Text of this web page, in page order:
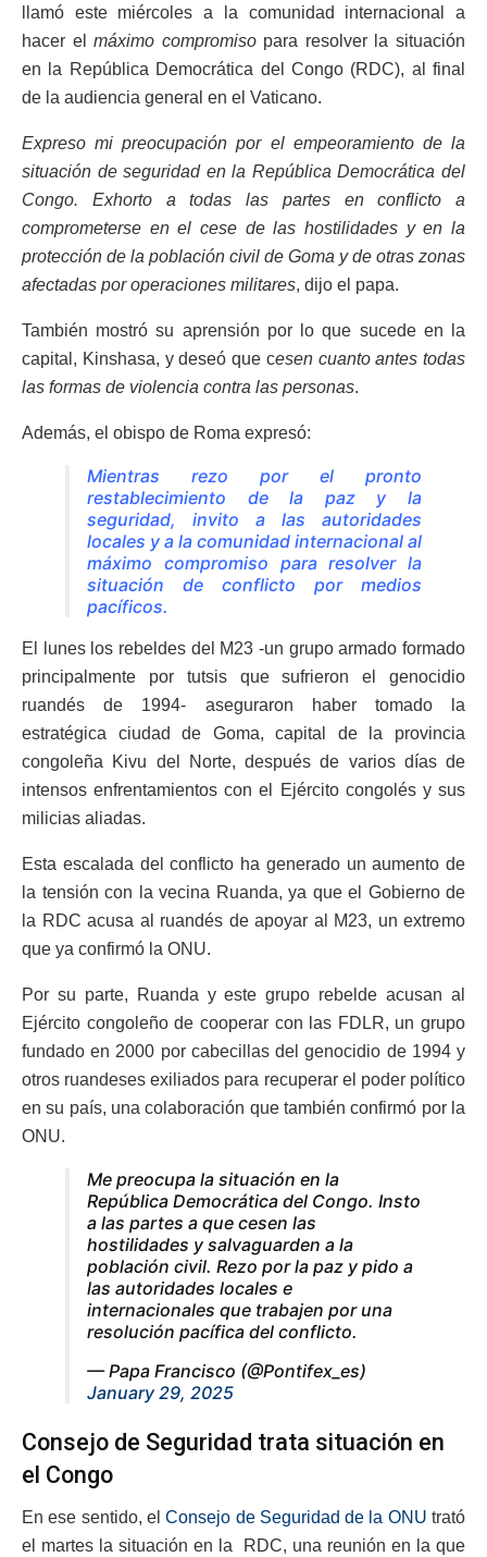
llamó este miércoles a la comunidad internacional a
hacer elmáximo compromisopara resolver la situación
en la República Democrática del Congo (RDC), al final
de la audiencia general en el Vaticano.
Expreso mi preocupación por el empeoramiento de la
situación de seguridad en la República Democrática del
Congo. Exhorto a todas las partes en conflicto a
comprometerse en el cese de las hostilidades y en la
protección de la población civil de Goma y de otras zonas
afectadas por operaciones militares, dijo el papa.
También mostró su aprensión por lo que sucede en la
capital, Kinshasa, y deseó que cesen cuanto antes todas
las formas de violencia contra las personas.
Además, el obispo de Roma expresó:
Mientras rezo por el pronto
restablecimiento de la paz y la
seguridad, invito a las autoridades
locales y a la comunidad internacional al
máximo compromiso para resolver la
situación de conflicto por medios
pacíficos.
El lunes los rebeldes del M23 -un grupo armado formado
principalmente por tutsis que sufrieron el genocidio
ruandés de 1994- aseguraron haber tomado la
estratégica ciudad de Goma, capital de la provincia
congoleña Kivu del Norte, después de varios días de
intensos enfrentamientos con el Ejército congolés y sus
milicias aliadas.
Esta escalada del conflicto ha generado un aumento de
la tensión con la vecina Ruanda, ya que el Gobierno de
la RDC acusa al ruandés de apoyar al M23, un extremo
que ya confirmó la ONU.
Por su parte, Ruanda y este grupo rebelde acusan al
Ejército congoleño de cooperar con las FDLR, un grupo
fundado en 2000 por cabecillas del genocidio de 1994 y
otros ruandeses exiliados para recuperar el poder político
en su país, una colaboración que también confirmó por la
ONU.
Me preocupa la situación en la
República Democrática del Congo. Insto
a las partes a que cesen las
hostilidades y salvaguarden a la
población civil. Rezo por la paz y pido a
las autoridades locales e
internacionales que trabajen por una
resolución pacífica del conflicto.
— Papa Francisco (@Pontifex_es)
January 29, 2025
Consejo de Seguridad trata situación en
el Congo
En ese sentido, elConsejo de Seguridad de la ONU trató
el martes la situación en la RDC, una reunión en la que